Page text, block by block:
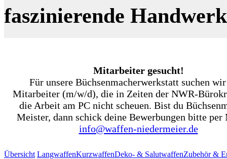
faszinierende
Mitarbeiter gesucht!
Für unsere Büchsenmacherwerkstatt suchen wir
Mitarbeiter (m/w/d), die in Zeiten der NWR-
die Arbeit am PC nicht scheuen. Bist du
Meister, dann schick deine Bewerbungen bitte
info@waffen-niedermeier.de
Übersicht LangwaffenKurzwaffenDeko- & SalutwaffenZubehör &